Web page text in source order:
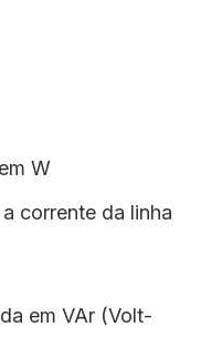
W
corrente da linha
em VAr (Volt-